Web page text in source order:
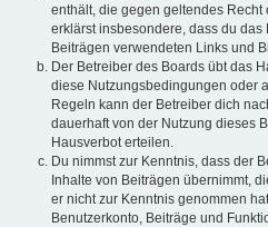
enthält, die gegen geltendes
erklärst insbesondere, dass du das
Beiträgen verwendeten Links und
Der Betreiber des Boards übt das
diese Nutzungsbedingungen oder
Regeln kann der Betreiber dich
dauerhaft von der Nutzung dieses
Hausverbot erteilen.
Du nimmst zur Kenntnis, dass der
Inhalte von Beiträgen übernimmt,
er nicht zur Kenntnis genommen
Benutzerkonto, Beiträge und